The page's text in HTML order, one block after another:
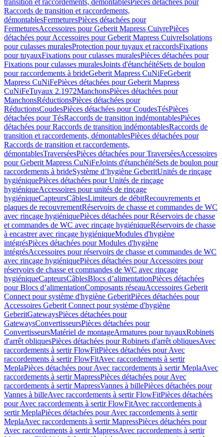
transition et raccordements, démontablesPièces détachées pour
Raccords de transition et raccordements,
démontablesFermeturesPièces détachées pour
FermeturesAccessoires pour Geberit Mapress CuivrePièces
détachées pour Accessoires pour Geberit Mapress CuivreIsolations
pour culasses muralesProtection pour tuyaux et raccordsFixations
pour tuyauxFixations pour culasses muralesPièces détachées pour
Fixations pour culasses muralesJoints d'étanchéitéSets de boulon
pour raccordements à brideGeberit Mapress CuNiFeGeberit
Mapress CuNiFePièces détachées pour Geberit Mapress
CuNiFeTuyaux 2.1972ManchonsPièces détachées pour
ManchonsRéductionsPièces détachées pour
RéductionsCoudesPièces détachées pour CoudesTésPièces
détachées pour TésRaccords de transition indémontablesPièces
détachées pour Raccords de transition indémontablesRaccords de
transition et raccordements, démontablesPièces détachées pour
Raccords de transition et raccordements,
démontablesTraverséesPièces détachées pour TraverséesAccessoires
pour Geberit Mapress CuNiFeJoints d'étanchéitéSets de boulon pour
raccordements à brideSystème d’hygiène GeberitUnités de rinçage
hygiéniquePièces détachées pour Unités de rinçage
hygiéniqueAccessoires pour unités de rinçage
hygiéniqueCapteursCâblesLimiteurs de débitRecouvrements et
plaques de recouvrementRéservoirs de chasse et commandes de WC
avec rinçage hygiéniquePièces détachées pour Réservoirs de chasse
et commandes de WC avec rinçage hygiéniqueRéservoirs de chasse
à encastrer avec rinçage hygiéniqueModules d'hygiène
intégrésPièces détachées pour Modules d'hygiène
intégrésAccessoires pour réservoirs de chasse et commandes de WC
avec rinçage hygiéniquePièces détachées pour Accessoires pour
réservoirs de chasse et commandes de WC avec rinçage
hygiéniqueCapteursCâblesBlocs d’alimentationPièces détachées
pour Blocs d’alimentationComposants réseauAccessoires Geberit
Connect pour système d'hygiène GeberitPièces détachées pour
Accessoires Geberit Connect pour système d'hygiène
GeberitGatewaysPièces détachées pour
GatewaysConvertisseursPièces détachées pour
ConvertisseursMatériel de montageArmatures pour tuyauxRobinets
d'arrêt obliquesPièces détachées pour Robinets d'arrêt obliquesAvec
raccordements à sertir FlowFitPièces détachées pour Avec
raccordements à sertir FlowFitAvec raccordements à sertir
MeplaPièces détachées pour Avec raccordements à sertir MeplaAvec
raccordements à sertir MapressPièces détachées pour Avec
raccordements à sertir MapressVannes à billePièces détachées pour
Vannes à billeAvec raccordements à sertir FlowFitPièces détachées
pour Avec raccordements à sertir FlowFitAvec raccordements à
sertir MeplaPièces détachées pour Avec raccordements à sertir
MeplaAvec raccordements à sertir MapressPièces détachées pour
Avec raccordements à sertir MapressAvec raccordements à sertir